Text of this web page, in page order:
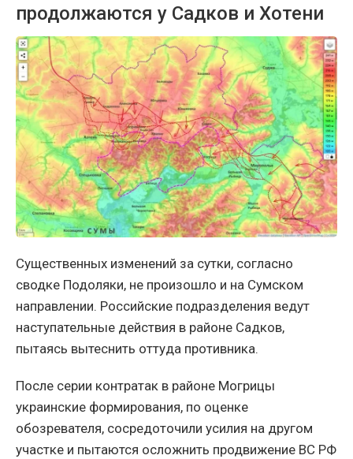
продолжаются у Садков и Хотени
Существенных изменений за сутки, согласно
сводке Подоляки, не произошло и на Сумском
направлении. Российские подразделения ведут
наступательные действия в районе Садков,
пытаясь вытеснить оттуда противника.
После серии контратак в районе Могрицы
украинские формирования, по оценке
обозревателя, сосредоточили усилия на другом
участке и пытаются осложнить продвижение ВС РФ